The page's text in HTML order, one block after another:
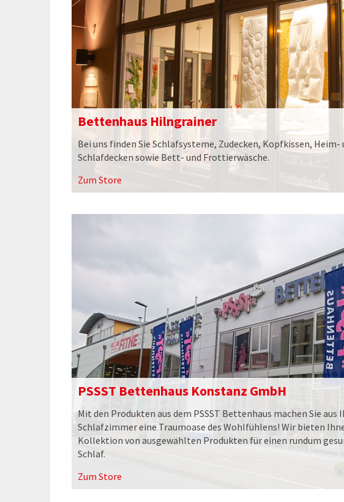
Bettenhaus Hilngrainer
Bei uns finden Sie Schlafsysteme, Zudecken, Kopfkissen, Heim-
Schlafdecken sowie Bett- und Frottierwäsche.
Zum Store
PSSST Bettenhaus Konstanz GmbH
Mit den Produkten aus dem PSSST Bettenhaus machen Sie aus
Schlafzimmer eine Traumoase des Wohlfühlens! Wir bieten
Kollektion von ausgewählten Produkten für einen rundum
Schlaf.
Zum Store